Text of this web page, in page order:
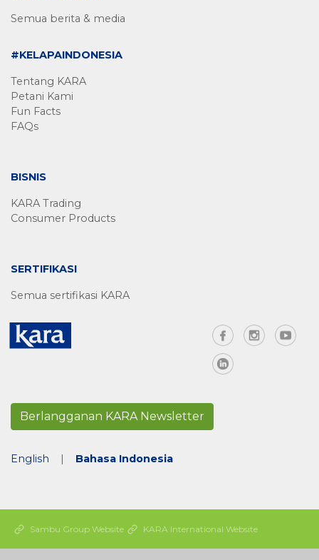
Semua berita & media
#KELAPAINDONESIA
Tentang KARA
Petani Kami
Fun Facts
FAQs
BISNIS
KARA Trading
Consumer Products
SERTIFIKASI
Semua sertifikasi KARA
Berlangganan KARA Newsletter
English | Bahasa Indonesia
Sambu Group Website KARA International Website